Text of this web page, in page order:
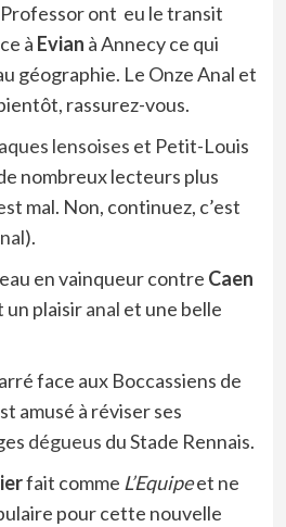
ont eu le transit
à Evian à Annecy ce qui
géographie. Le Onze Anal et
rassurez-vous.
lensoises et Petit-Louis
nombreux lecteurs plus
mal. Non, continuez, c’est
).
en vainqueur contre Caen
un plaisiranal et une belle
face aux Boccassiens de
amusé à réviser ses
dégueus du Stade Rennais.
fait comme L’Equipeet ne
pour cette nouvelle